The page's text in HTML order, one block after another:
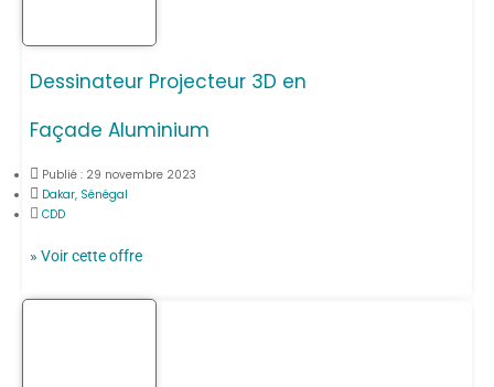
Dessinateur Projecteur 3D en
Façade Aluminium
Publié : 29 novembre 2023
Dakar, Sénégal
CDD
» Voir cette offre